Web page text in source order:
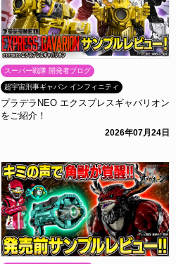
スーパー戦隊 開発者ブログ
超宇宙刑事ギャバン インフィニティ
プラデラNEO エクスプレスギャバリオン
をご紹介！
2026年07月24日